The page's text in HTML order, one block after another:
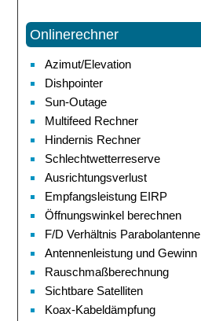
Onlinerechner
Azimut/Elevation
Dishpointer
Sun-Outage
Multifeed Rechner
Hindernis Rechner
Schlechtwetterreserve
Ausrichtungsverlust
Empfangsleistung EIRP
Öffnungswinkel berechnen
F/D Verhältnis Parabolantenne
Antennenleistung und Gewinn
Rauschmaßberechnung
Sichtbare Satelliten
Koax-Kabeldämpfung